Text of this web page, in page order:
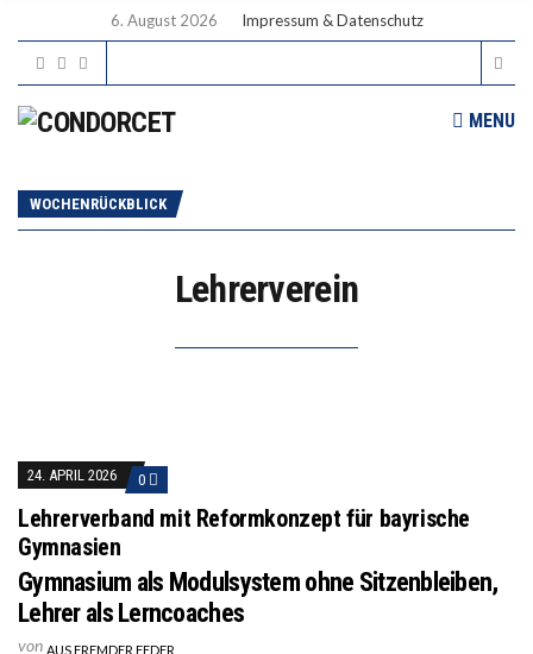
6. August 2026 Impressum & Datenschutz
MENU
WOCHENRÜCKBLICK
Lehrerverein
24. APRIL 2026 0
Lehrerverband mit Reformkonzept für bayrische
Gymnasien
Gymnasium als Modulsystem ohne Sitzenbleiben,
Lehrer als Lerncoaches
von AUS FREMDER FEDER